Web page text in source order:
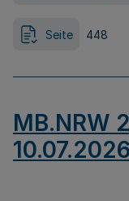
Seite 448
MB.NRW
10.07.2026